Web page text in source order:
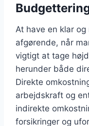
At have en klar
afgørende, når
vigtigt at tage
herunder både
Direkte
arbejdskraft og
indirekte
forsikringer og